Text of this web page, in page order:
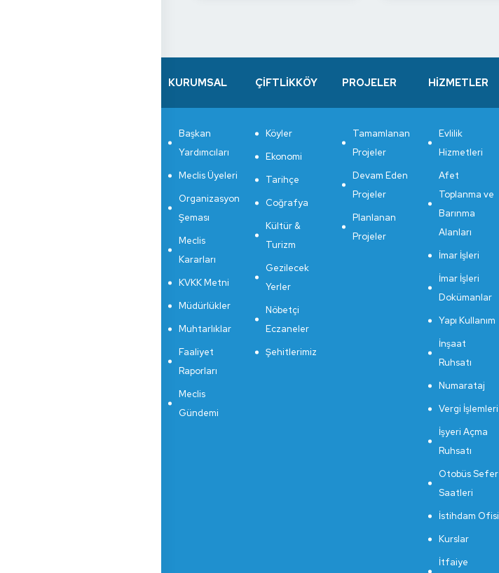
KURUMSAL
Başkan
Yardımcıları
Meclis Üyeleri
Organizasyon
Şeması
Meclis
Kararları
KVKK Metni
Müdürlükler
Muhtarlıklar
Faaliyet
Raporları
Meclis
Gündemi
ÇİFTLİKKÖY
Köyler
Ekonomi
Tarihçe
Coğrafya
Kültür &
Turizm
Gezilecek
Yerler
Nöbetçi
Eczaneler
Şehitlerimiz
PROJELER
Tamamlanan
Projeler
Devam Eden
Projeler
Planlanan
Projeler
HİZMETLER
Evlilik
Hizmetleri
Afet
Toplanma ve
Barınma
Alanları
İmar İşleri
İmar İşleri
Dokümanlar
Yapı Kullanım
İnşaat
Ruhsatı
Numarataj
Vergi İşlemleri
İşyeri Açma
Ruhsatı
Otobüs Sefer
Saatleri
İstihdam Ofisi
Kurslar
İtfaiye